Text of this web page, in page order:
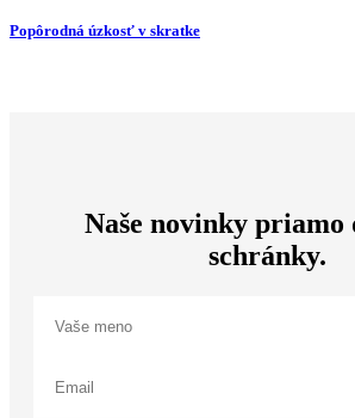
Popôrodná úzkosť v skratke
Naše novinky priamo
schránky.